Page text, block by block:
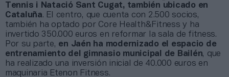
Tennis i Natació Sant Cugat, también ubicado en
Cataluña. El centro, que cuenta con 2.500 socios,
también ha optado por Core Health&Fitness y ha
invertido 350.000 euros en reformar la sala de fitness.
Por su parte, en Jaén ha modernizado el espacio de
entrenamiento del gimnasio municipal de Bailén, que
ha realizado una inversión inicial de 40.000 euros en
maquinaria Etenon Fitness.